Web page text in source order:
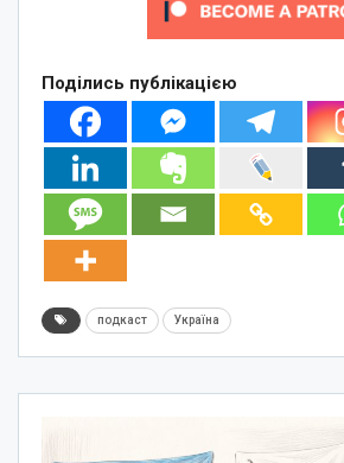
Поділись публікацією
подкаст Україна